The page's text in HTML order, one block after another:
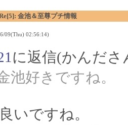
金池＆至尊プチ情報
09(Thu) 02:56:14)
に返信(かんださ
池好きですね。
いですね。